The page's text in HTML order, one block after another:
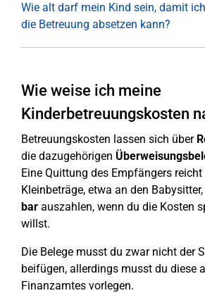
Wie alt darf mein Kind sein, damit
die Betreuung absetzen kann?
Wie weise ich meine
Kinderbetreuungskosten
Betreuungskosten lassen sich über
die dazugehörigen
Eine Quittung des Empfängers
Kleinbeträge, etwa an den
bar auszahlen, wenn du die Kosten
willst.
Die Belege musst du zwar nicht der
beifügen, allerdings musst du diese
Finanzamtes vorlegen.